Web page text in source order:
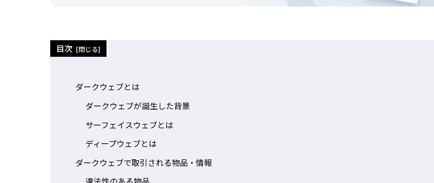
目次
ダークウェブとは
ダークウェブが誕生した背景
サーフェイスウェブとは
ディープウェブとは
ダークウェブで取引される物品・情報